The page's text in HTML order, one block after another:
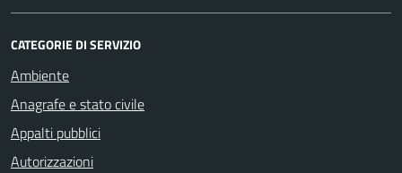
CATEGORIE DI SERVIZIO
Ambiente
Anagrafe e stato civile
Appalti pubblici
Autorizzazioni